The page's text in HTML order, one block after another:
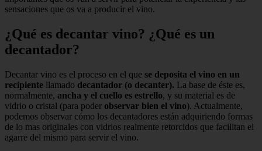
sensaciones que os va a producir el vino.
¿Qué es decantar vino? ¿Qué es un
decantador?
Decantar vino es el proceso en el que se deposita el vino en un
recipiente llamado decantador (o decanter). La base de éste es,
normalmente, ancha y el cuello es estrello, y su material es de
vidrio o cristal (para poder observar bien el vino). Actualmente,
podemos observar cómo los decantadores están adquiriendo formas
de lo mas originales con vidrios realmente retorcidos que facilitan el
agarre del mismo para servir el vino.